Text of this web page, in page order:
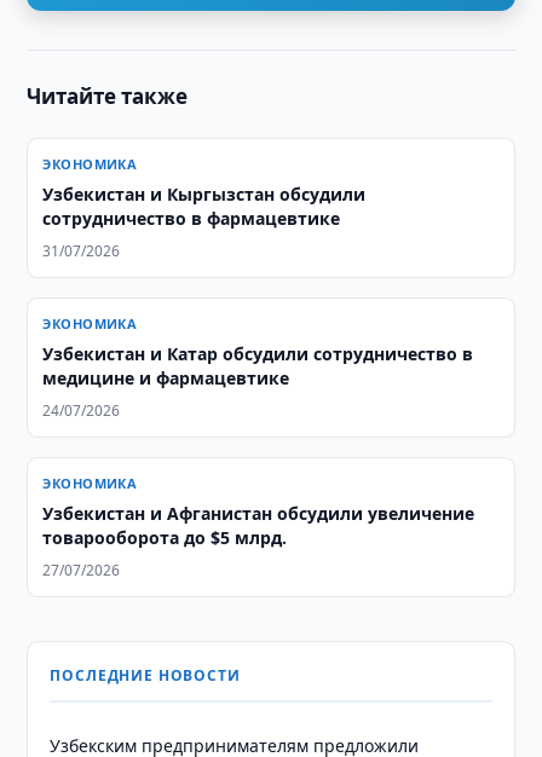
Читайте также
ЭКОНОМИКА
Узбекистан и Кыргызстан обсудили
сотрудничество в фармацевтике
31/07/2026
ЭКОНОМИКА
Узбекистан и Катар обсудили сотрудничество в
медицине и фармацевтике
24/07/2026
ЭКОНОМИКА
Узбекистан и Афганистан обсудили увеличение
товарооборота до $5 млрд.
27/07/2026
ПОСЛЕДНИЕ НОВОСТИ
Узбекским предпринимателям предложили